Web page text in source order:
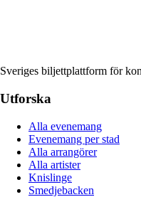
Sveriges biljettplattform för
Utforska
Alla evenemang
Evenemang per stad
Alla arrangörer
Alla artister
Knislinge
Smedjebacken